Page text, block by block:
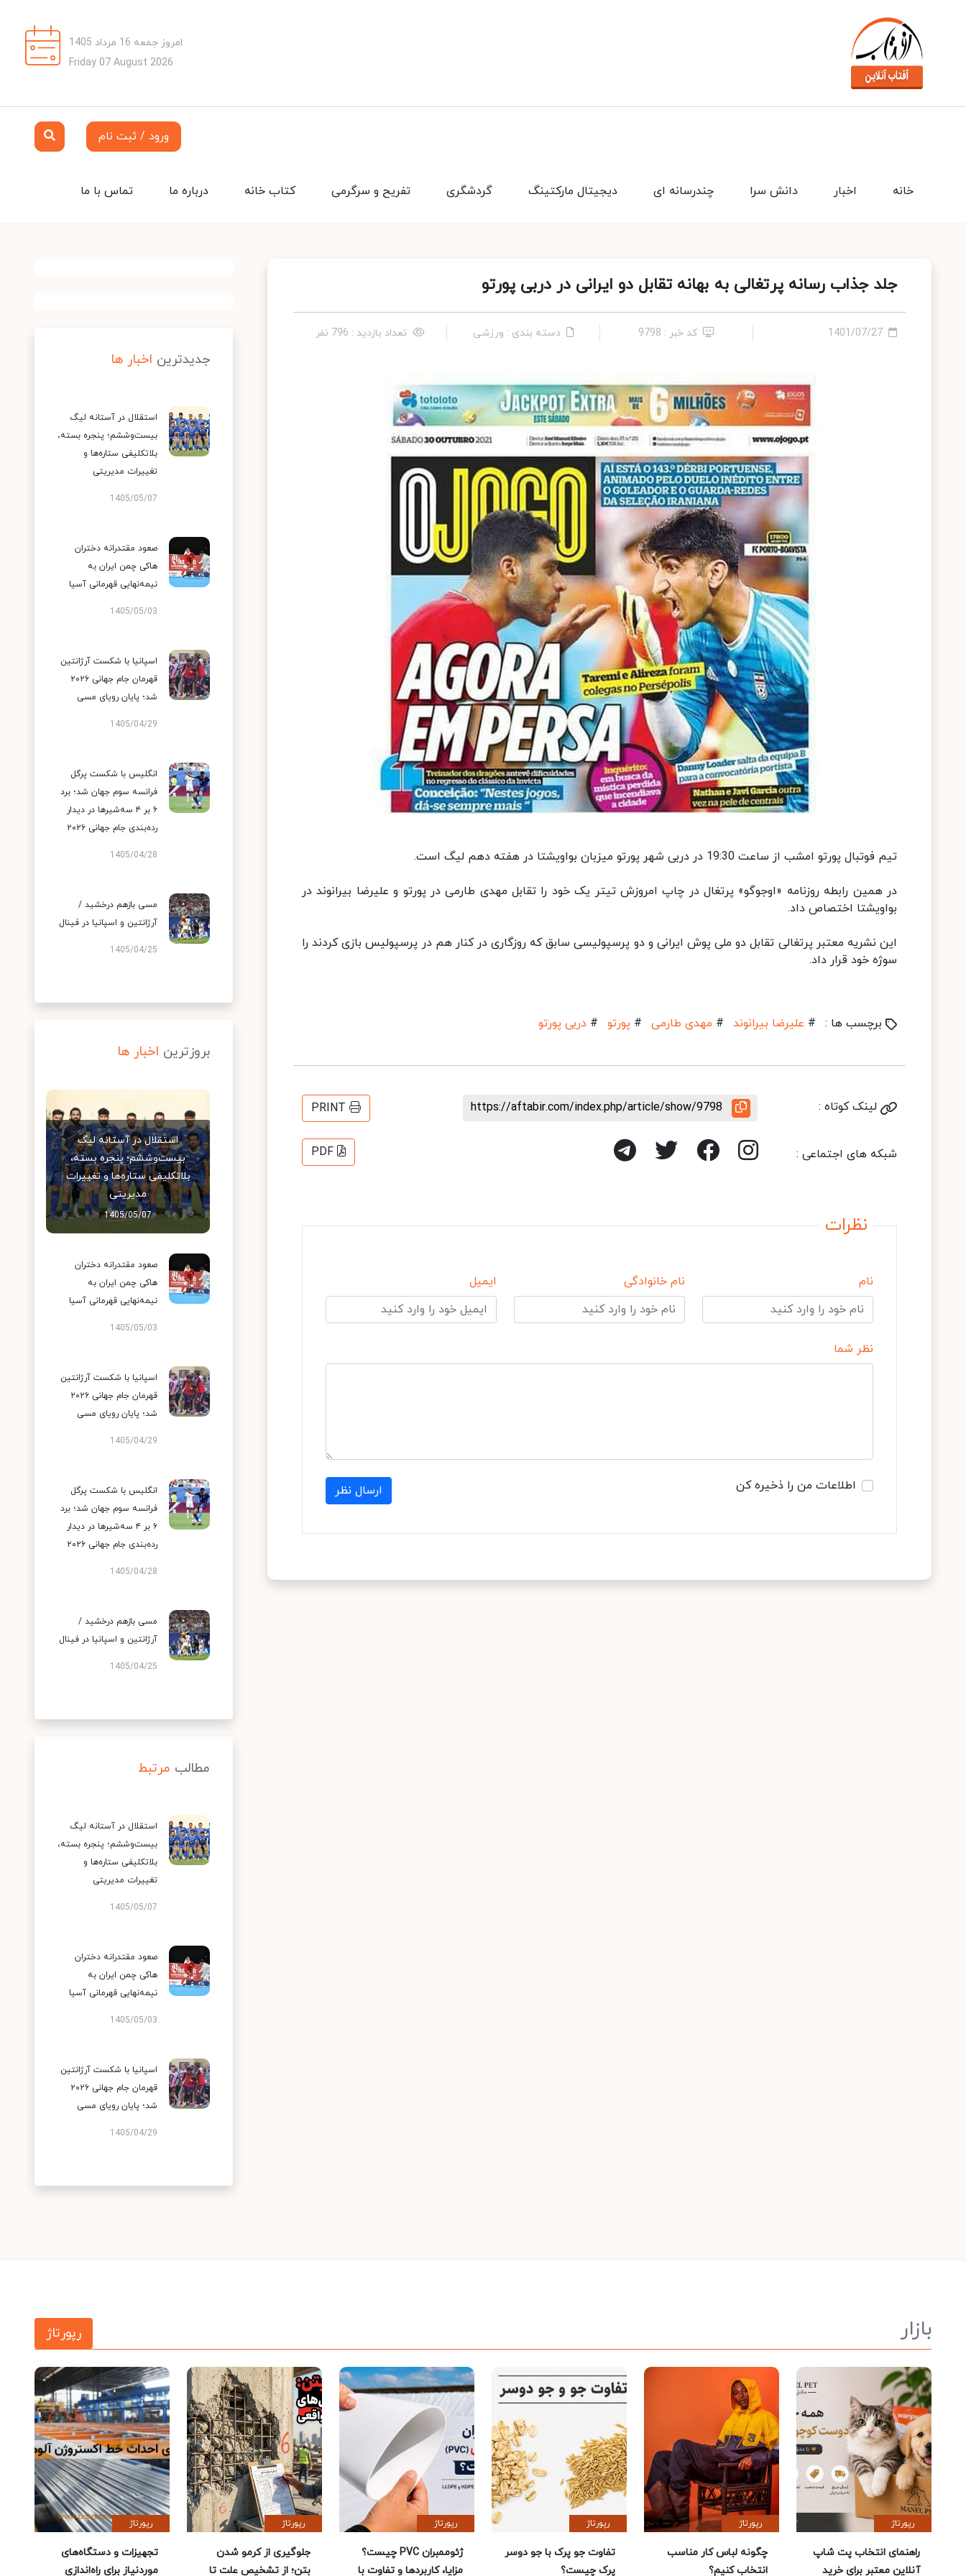
امروز جمعه 16 مرداد 1405
Friday 07 August 2026
ورود / ثبت نام
تماس با ما درباره ما کتاب خانه تفریح و سرگرمی گردشگری دیجیتال مارکتینگ چندرسانه ای دانش سرا اخبار خانه
جلد جذاب رسانه پرتغالی به بهانه تقابل دو ایرانی در دربی پورتو
1401/07/27 کد خبر : 9798 دسته بندی : ورزشی تعداد بازدید : 796 نفر
تیم فوتبال پورتو امشب از ساعت 19:30 در دربی شهر پورتو میزبان بواویشتا در هفته دهم لیگ است.
در همین رابطه روزنامه «اوجوگو» پرتغال در چاپ امروزش تیتر یک خود را تقابل مهدی طارمی در پورتو و علیرضا بیرانوند در
بواویشتا اختصاص داد.
این نشریه معتبر پرتغالی تقابل دو ملی پوش ایرانی و دو پرسپولیسی سابق که روزگاری در کنار هم در پرسپولیس بازی کردند را
سوژه خود قرار داد.
برچسب ها : # علیرضا بیرانوند # مهدی طارمی # پورتو # دربی پورتو
لینک کوتاه : https://aftabir.com/index.php/article/show/9798
PRINT
شبکه های اجتماعی : PDF
نظرات
نام نام خانوادگی ایمیل
نظر شما
اطلاعات من را ذخیره کن ارسال نظر
جدیدترین اخبار ها
استقلال در آستانه لیگ
بیست‌وششم؛ پنجره بسته،
بلاتکلیفی ستاره‌ها و
تغییرات مدیریتی
1405/05/07
صعود مقتدرانه دختران
هاکی چمن ایران به
نیمه‌نهایی قهرمانی آسیا
1405/05/03
اسپانیا با شکست آرژانتین
قهرمان جام جهانی ۲۰۲۶
شد؛ پایان رویای مسی
1405/04/29
انگلیس با شکست پرگل
فرانسه سوم جهان شد؛ برد
۶ بر ۴ سه‌شیرها در دیدار
رده‌بندی جام جهانی ۲۰۲۶
1405/04/28
مسی بازهم درخشید /
آرژانتین و اسپانیا در فینال
1405/04/25
بروزترین اخبار ها
استقلال در آستانه لیگ
بیست‌وششم؛ پنجره بسته،
بلاتکلیفی ستاره‌ها و تغییرات
مدیریتی
1405/05/07
صعود مقتدرانه دختران
هاکی چمن ایران به
نیمه‌نهایی قهرمانی آسیا
1405/05/03
اسپانیا با شکست آرژانتین
قهرمان جام جهانی ۲۰۲۶
شد؛ پایان رویای مسی
1405/04/29
انگلیس با شکست پرگل
فرانسه سوم جهان شد؛ برد
۶ بر ۴ سه‌شیرها در دیدار
رده‌بندی جام جهانی ۲۰۲۶
1405/04/28
مسی بازهم درخشید /
آرژانتین و اسپانیا در فینال
1405/04/25
مطالب مرتبط
استقلال در آستانه لیگ
بیست‌وششم؛ پنجره بسته،
بلاتکلیفی ستاره‌ها و
تغییرات مدیریتی
1405/05/07
صعود مقتدرانه دختران
هاکی چمن ایران به
نیمه‌نهایی قهرمانی آسیا
1405/05/03
اسپانیا با شکست آرژانتین
قهرمان جام جهانی ۲۰۲۶
شد؛ پایان رویای مسی
1405/04/29
بازار رپورتاژ
رپورتاژ
راهنمای انتخاب پت شاپ
آنلاین معتبر برای خرید
رپورتاژ
چگونه لباس کار مناسب
انتخاب کنیم؟
رپورتاژ
تفاوت جو پرک با جو دوسر
پرک چیست؟
رپورتاژ
ژئوممبران PVC چیست؟
مزایا، کاربردها و تفاوت با
رپورتاژ
جلوگیری از کرمو شدن
بتن؛ از تشخیص علت تا
رپورتاژ
تجهیزات و دستگاه‌های
موردنیاز برای راه‌اندازی